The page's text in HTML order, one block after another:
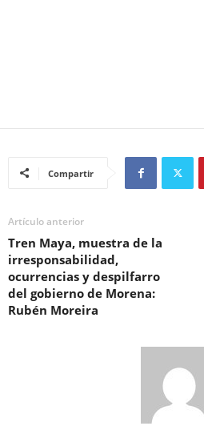
Compartir
Artículo anterior
Tren Maya, muestra de la
irresponsabilidad,
ocurrencias y despilfarro
del gobierno de Morena:
Rubén Moreira